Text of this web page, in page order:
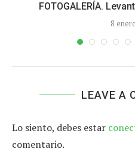
FOTOGALERÍA.
8
LEAVE A
Lo siento, debes estar
comentario.